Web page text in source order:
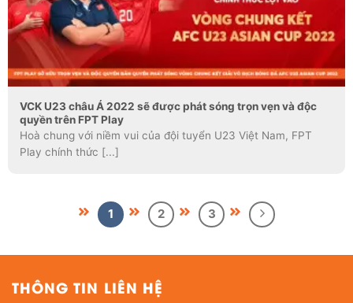
VCK U23 châu Á 2022 sẽ được phát sóng trọn vẹn và độc
quyền trên FPT Play
Hoà chung với niềm vui của đội tuyển U23 Việt Nam, FPT
Play chính thức [...]
1 2 3
THÔNG TIN LIÊN HỆ